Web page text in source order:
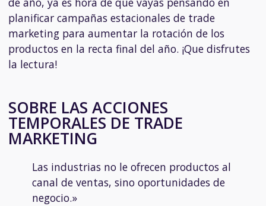
planificar campañas estacionales de trade
marketing para aumentar la rotación de los
productos en la recta final del año. ¡Que disfrutes
la lectura!
SOBRE LAS ACCIONES
TEMPORALES DE TRADE
MARKETING
Las industrias no le ofrecen productos al
canal de ventas, sino oportunidades de
negocio.»